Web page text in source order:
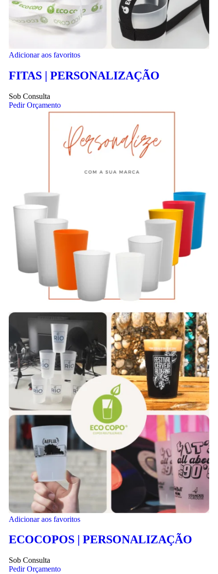
Adicionar aos favoritos
FITAS | PERSONALIZAÇÃO
Sob Consulta
Pedir Orçamento
Adicionar aos favoritos
ECOCOPOS | PERSONALIZAÇÃO
Sob Consulta
Pedir Orçamento